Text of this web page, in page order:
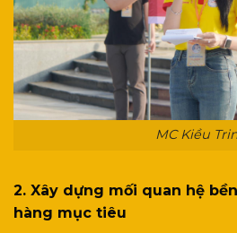
MC Kiều
2. Xây dựng mối quan hệ
hàng mục tiêu